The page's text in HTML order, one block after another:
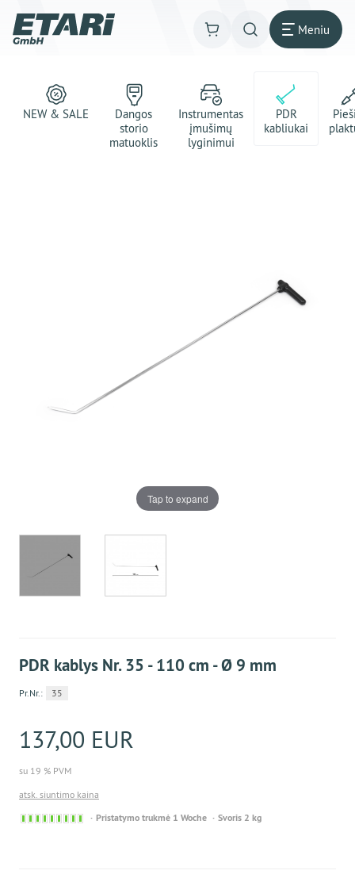
Meniu
NEW & SALE
Dangos
storio
matuoklis
Instrumentas
įmušimų
lyginimui
PDR
kabliukai
Tap to expand
PDR kablys Nr. 35 - 110 cm - Ø 9 mm
Pr.Nr.: 35
137,00 EUR
su 19 % PVM
atsk. siuntimo kaina
Sofort
Pristatymo trukmė 1 Woche Svoris 2 kg